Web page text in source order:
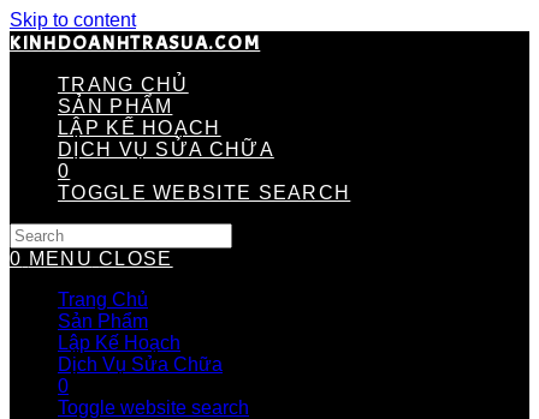
Skip to content
KINHDOANHTRASUA.COM
TRANG CHỦ
SẢN PHẨM
LẬP KẾ HOẠCH
DỊCH VỤ SỬA CHỮA
0
TOGGLE WEBSITE SEARCH
0 MENU CLOSE
Trang Chủ
Sản Phẩm
Lập Kế Hoạch
Dịch Vụ Sửa Chữa
0
Toggle website search